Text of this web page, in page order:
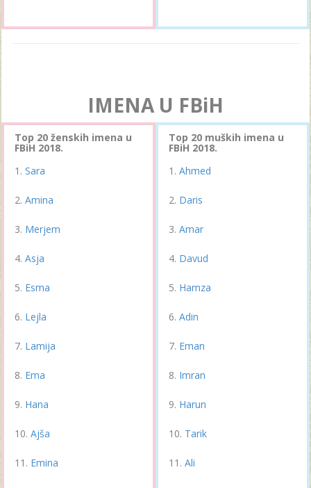
IMENA U FBiH
Top 20 ženskih imena u
FBiH 2018.
Sara
Amina
Merjem
Asja
Esma
Lejla
Lamija
Ema
Hana
Ajša
Emina
Top 20 muških imena u
FBiH 2018.
Ahmed
Daris
Amar
Davud
Hamza
Adin
Eman
Imran
Harun
Tarik
Ali